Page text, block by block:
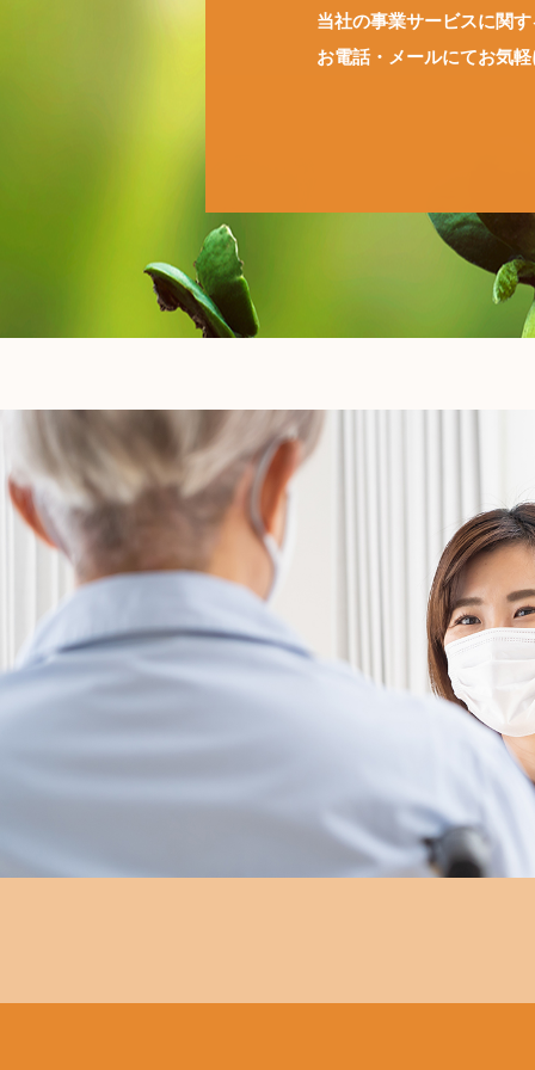
当社の事業サービスに関
お電話・メールにてお気